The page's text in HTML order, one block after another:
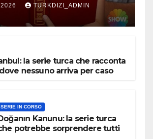
TURKDIZI_ADMIN
la serie turca che racconta
nessuno arriva per caso
SERIE IN CORSO
Kanunu: la serie turca
potrebbe sorprendere tutti